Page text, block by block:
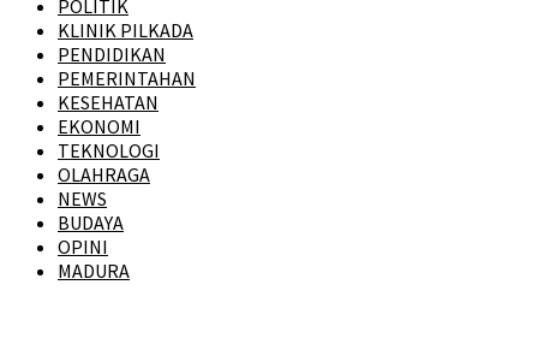
POLITIK
KLINIK PILKADA
PENDIDIKAN
PEMERINTAHAN
KESEHATAN
EKONOMI
TEKNOLOGI
OLAHRAGA
NEWS
BUDAYA
OPINI
MADURA